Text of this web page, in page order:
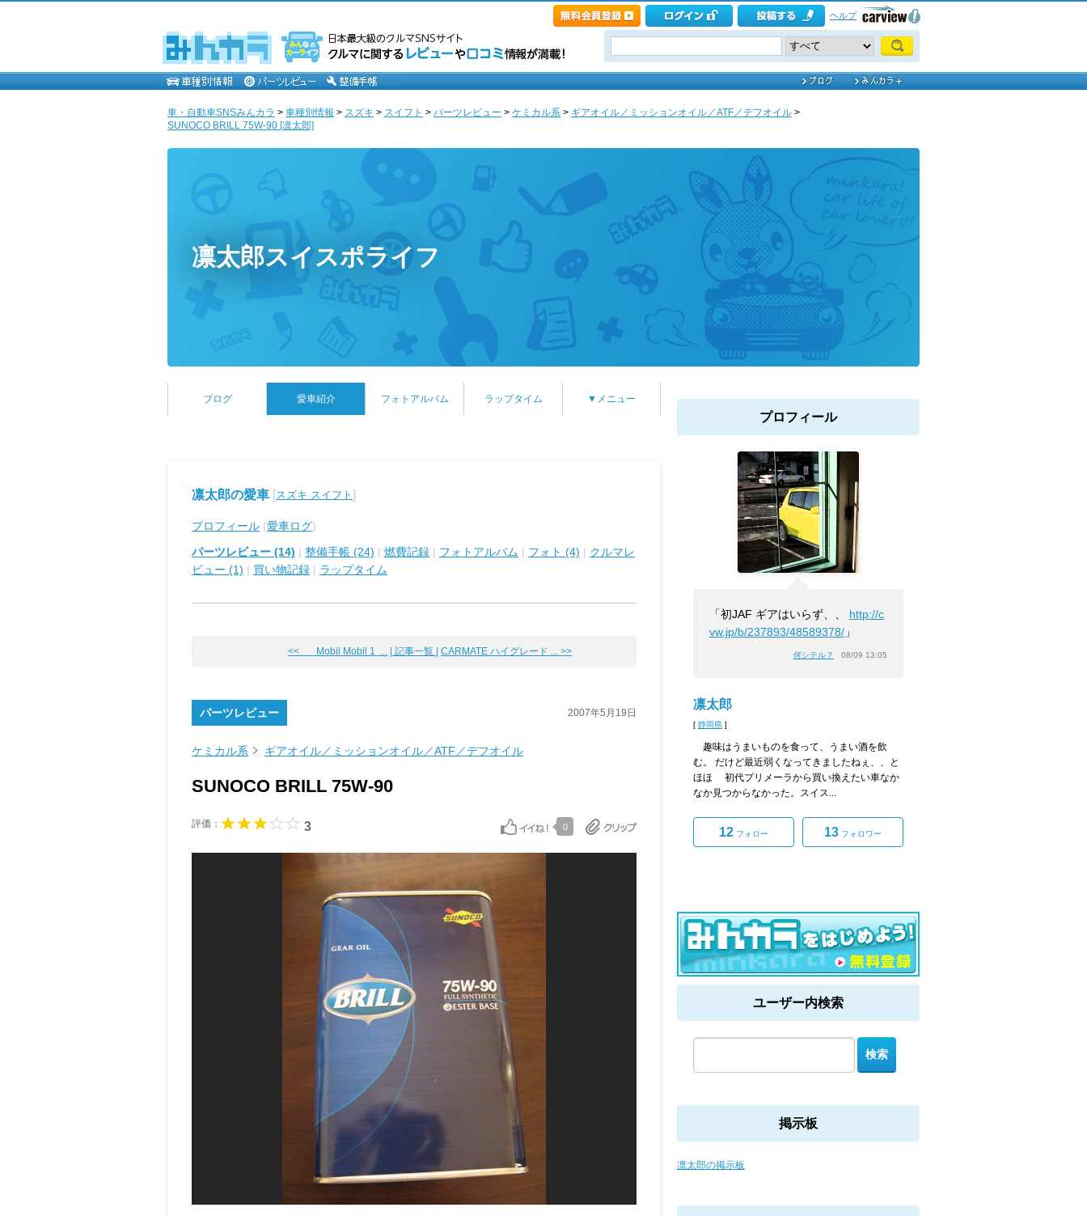
ヘルプ
車・自動車SNSみんカラ > 車種別情報 > スズキ > スイフト > パーツレビュー > ケミカル系 > ギアオイル／ミッションオイル／ATF／デフオイル >
SUNOCO BRILL 75W-90 [凛太郎]
凛太郎スイスポライフ
ブログ 愛車紹介 フォトアルバム ラップタイム ▼メニュー
凛太郎の愛車 [スズキ スイフト ]
プロフィール (愛車ログ)
パーツレビュー (14) | 整備手帳 (24) | 燃費記録 | フォトアルバム | フォト (4) | クルマレ
ビュー (1) | 買い物記録 | ラップタイム
<< Mobil Mobil 1 ... | 記事一覧 | CARMATE ハイグレード ... >>
パーツレビュー 2007年5月19日
ケミカル系 ギアオイル／ミッションオイル／ATF／デフオイル
SUNOCO BRILL 75W-90
評価： 3 0
プロフィール
「初JAF ギアはいらず、、 http://c
vw.jp/b/237893/48589378/ 」
何シテル？ 08/09 13:05
凛太郎
[ 静岡県 ]
趣味はうまいものを食って、うまい酒を飲
む。 だけど最近弱くなってきましたねぇ、、と
ほほ 初代プリメーラから買い換えたい車なか
なか見つからなかった。スイス...
12 フォロー 13 フォロワー
ユーザー内検索
掲示板
凛太郎の掲示板